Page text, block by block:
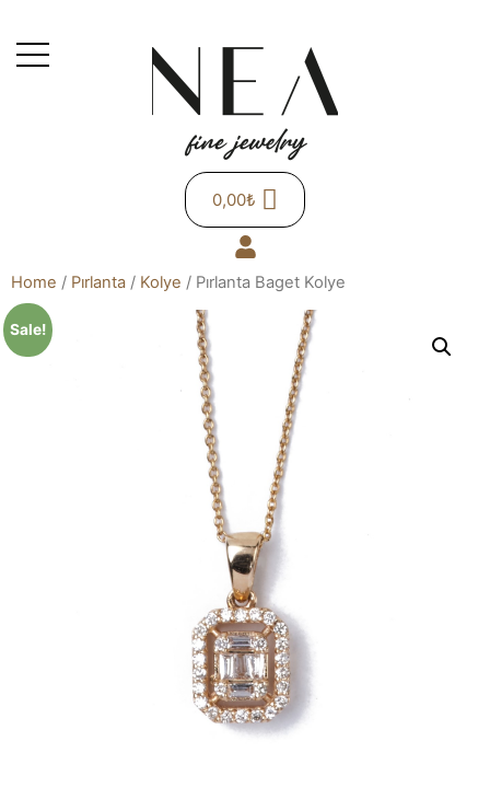
0,00₺
Home / Pırlanta / Kolye / Pırlanta Baget Kolye
Sale!